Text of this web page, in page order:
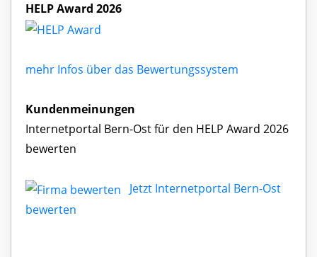
HELP Award 2026
mehr Infos über das Bewertungssystem
Kundenmeinungen
Internetportal Bern-Ost für den HELP Award 2026
bewerten
Jetzt Internetportal Bern-Ost
bewerten